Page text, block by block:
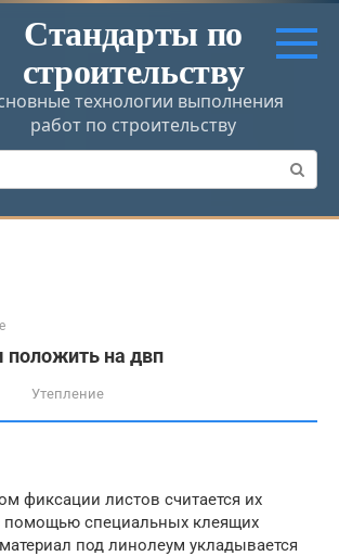
Стандарты по
строительству
технологии выполнения
работ по строительству
положить на двп
Утепление
фиксации листов считается их
помощью специальных клеящих
под линолеум укладывается